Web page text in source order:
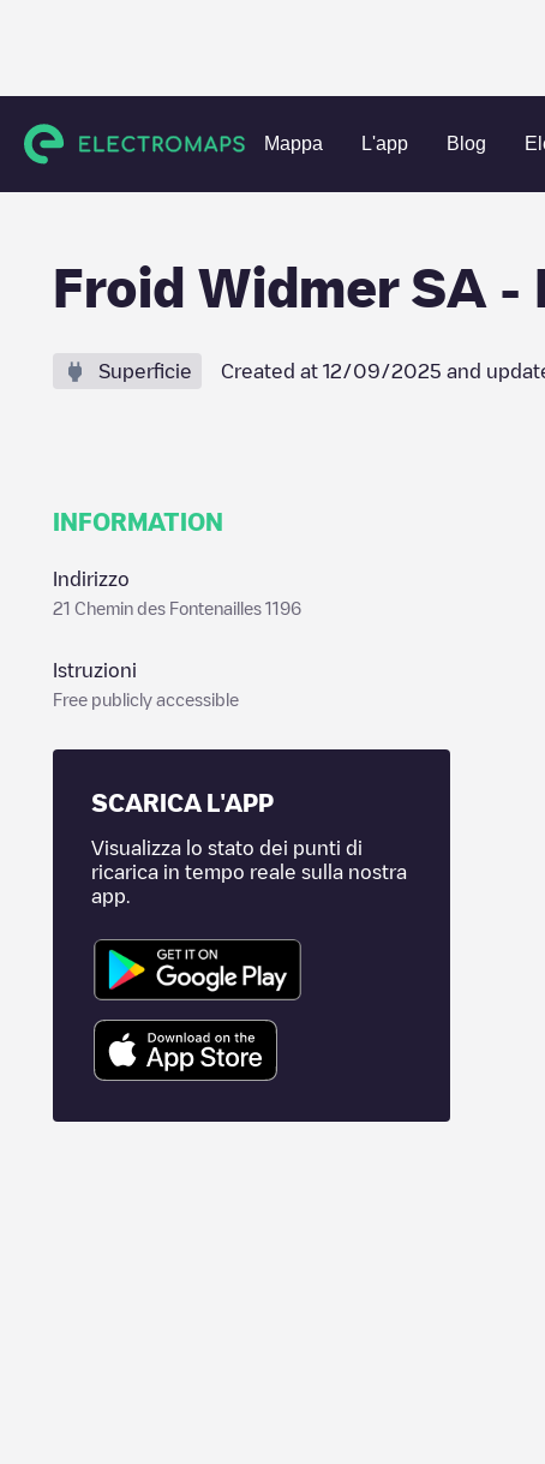
Mappa L'app Blog
Charging stations Svizzera Nyon Gland Froid
Froid Widmer SA -
Superficie Created at 12/09/2025 and
INFORMATION
Indirizzo
21 Chemin des Fontenailles 1196
Istruzioni
Free publicly accessible
SCARICA L'APP
Visualizza lo stato dei punti di
ricarica in tempo reale sulla nostra
app.